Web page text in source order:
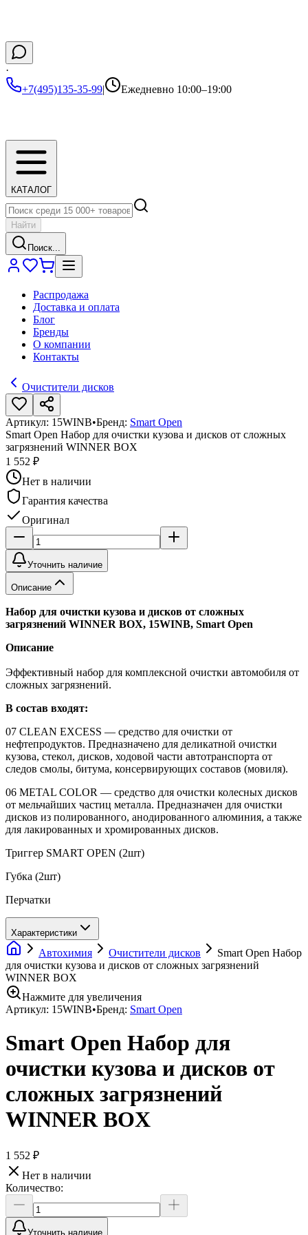
·
+7(495)135-35-99| Ежедневно 10:00–19:00
КАТАЛОГ
Найти
Поиск...
Распродажа
Доставка и оплата
Блог
Бренды
О компании
Контакты
Очистители дисков
Артикул: 15WINB•Бренд: Smart Open
Smart Open Набор для очистки кузова и дисков от сложных
загрязнений WINNER BOX
1 552 ₽
Нет в наличии
Гарантия качества
Оригинал
Уточнить наличие
Описание
Набор для очистки кузова и дисков от сложных
загрязнений WINNER BOX, 15WINB, Smart Open
Описание
Эффективный набор для комплексной очистки автомобиля от
сложных загрязнений.
В состав входят:
07 CLEAN EXCESS — средство для очистки от
нефтепродуктов. Предназначено для деликатной очистки
кузова, стекол, дисков, ходовой части автотранспорта от
следов смолы, битума, консервирующих составов (мовиля).
06 METAL COLOR — средство для очистки колесных дисков
от мельчайших частиц металла. Предназначен для очистки
дисков из полированного, анодированного алюминия, а также
для лакированных и хромированных дисков.
Триггер SMART OPEN (2шт)
Губка (2шт)
Перчатки
Характеристики
Автохимия Очистители дисков
Smart Open Набор
для очистки кузова и дисков от сложных загрязнений
WINNER BOX
Нажмите для увеличения
Артикул: 15WINB•Бренд: Smart Open
Smart Open Набор для
очистки кузова и дисков от
сложных загрязнений
WINNER BOX
1 552 ₽
Нет в наличии
Количество:
Уточнить наличие